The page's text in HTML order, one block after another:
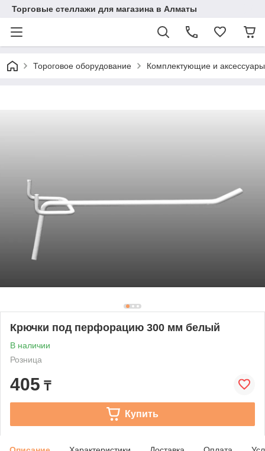
Торговые стеллажи для магазина в Алматы
Тороговое оборудование Комплектующие и аксессуары
Крючки под перфорацию 300 мм белый
В наличии
Розница
405 ₸
Купить